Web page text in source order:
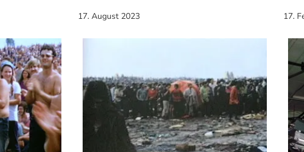
17. August 2023 17.